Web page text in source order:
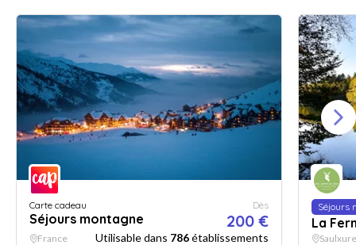
Carte cadeau
Séjours montagne
Dès
200 €
France Utilisable dans 786établissements
Séjours
La